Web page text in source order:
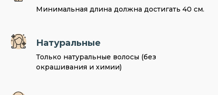
Минимальная длина должна достигать 40 см.
Натуральные
Только натуральные волосы (без
окрашивания и химии)